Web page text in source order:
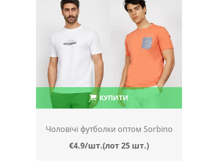
КУПИТИ
Чоловічі футболки оптом Sorbino
€4.9/шт.(лот 25 шт.)